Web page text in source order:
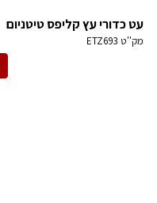
עט כדורי עץ קליפס טיטניום
מק''ט ETZ693